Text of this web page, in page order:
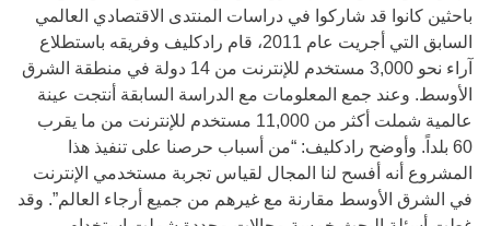
باحثين كانوا قد شاركوا في دراسات المنتدى الاقتصادي العالمي
السابق التي أجريت عام 2011، قام رادكليف وفريقه باستطلاع
آراء نحو 3,000 مستخدم للإنترنت من 14 دولة في منطقة الشرق
الأوسط. وعند جمع المعلومات مع الدراسة السابقة أنتجت عينة
عالمية شملت أكثر من 11,000 مستخدم للإنترنت من ما يقرب
60 بلداً. وأوضح رادكليف: “من أسباب حرصنا على تنفيذ هذا
المشروع أنه أفسح لنا المجال لقياس تجربة مستخدمي الإنترنت
في الشرق الأوسط مقارنة مع غيرهم من جميع أرجاء العالم”. وقد